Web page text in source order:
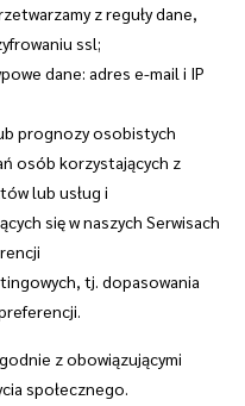
z reguły dane,
ssl;
dane: adres e-mail i IP
prognozy osobistych
osób korzystających z
lub usług i
się w naszych Serwisach
tj. dopasowania
z obowiązującymi
społecznego.